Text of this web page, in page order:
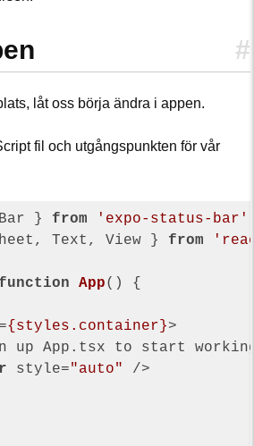
#
låt oss börja ändra i appen.
fil och utgångspunkten för vår
} from
'expo-status-bar'
Text, View } from
function App( ) {
={styles.container}>
up App.tsx to start
style="auto"
/>